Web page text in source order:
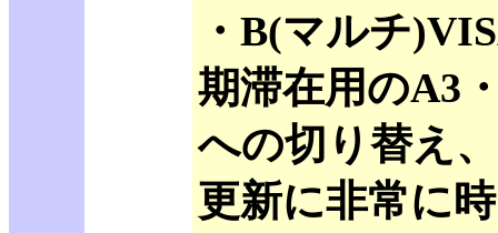
・B(マルチ
期滞在用のA3
への切り替え
更新に非常に